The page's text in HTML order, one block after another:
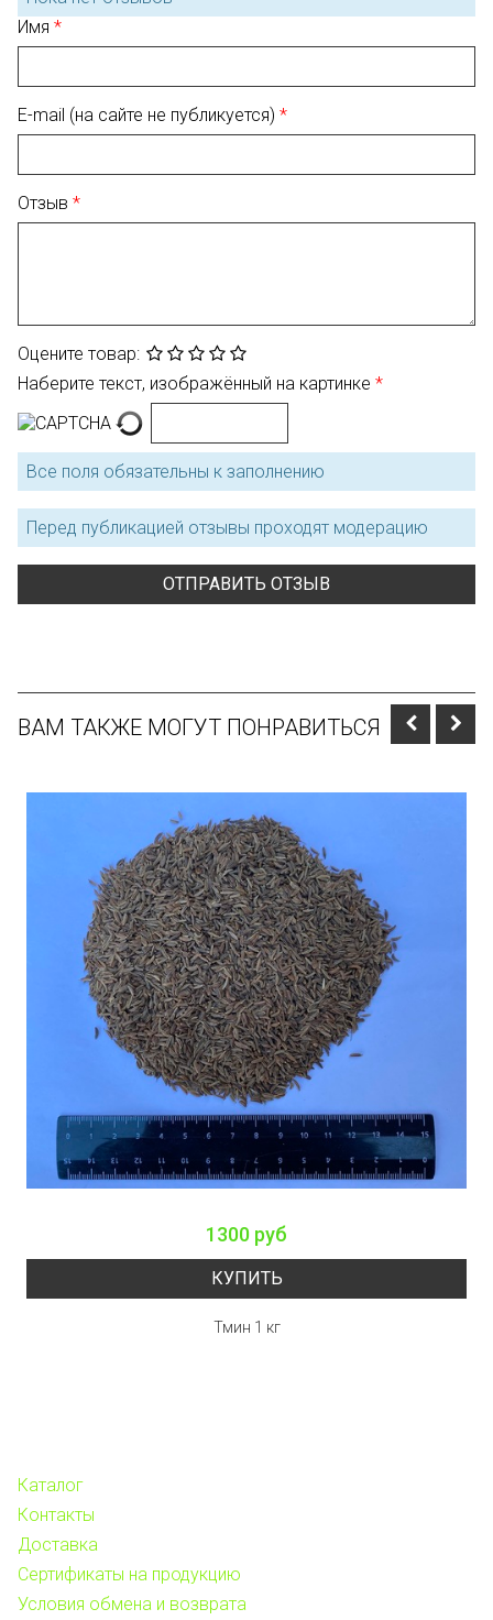
Имя
E-mail (на сайте не публикуется)
Отзыв
Оцените товар:
Наберите текст, изображённый на картинке
Все поля обязательны к заполнению
Перед публикацией отзывы проходят модерацию
ВАМ ТАКЖЕ МОГУТ ПОНРАВИТЬСЯ
1300 руб
КУПИТЬ
Тмин 1 кг
Каталог
Контакты
Доставка
Сертификаты на продукцию
Условия обмена и возврата